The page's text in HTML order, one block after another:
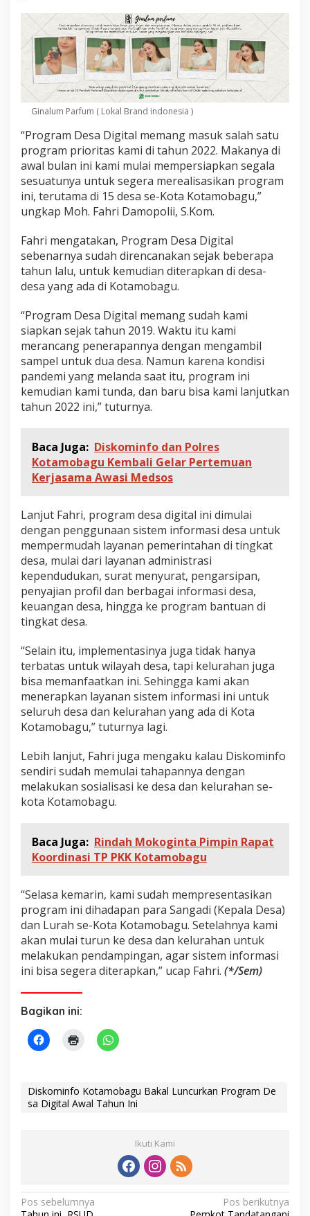
D
e
s
a
D
i
g
i
l
A
w
a
T
a
u
n
n
Ginalum Parfum ( Lokal Brand indonesia )
“Program Desa Digital memang masuk salah satu
program prioritas kami di tahun 2022. Makanya di
awal bulan ini kami mulai mempersiapkan segala
sesuatunya untuk segera merealisasikan program
ini, terutama di 15 desa se-Kota Kotamobagu,”
ungkap Moh. Fahri Damopolii, S.Kom.
Fahri mengatakan, Program Desa Digital
sebenarnya sudah direncanakan sejak beberapa
tahun lalu, untuk kemudian diterapkan di desa-
desa yang ada di Kotamobagu.
“Program Desa Digital memang sudah kami
siapkan sejak tahun 2019. Waktu itu kami
merancang penerapannya dengan mengambil
sampel untuk dua desa. Namun karena kondisi
pandemi yang melanda saat itu, program ini
kemudian kami tunda, dan baru bisa kami lanjutkan
tahun 2022 ini,” tuturnya.
Baca Juga: Diskominfo dan Polres
Kotamobagu Kembali Gelar Pertemuan
Kerjasama Awasi Medsos
Lanjut Fahri, program desa digital ini dimulai
dengan penggunaan sistem informasi desa untuk
mempermudah layanan pemerintahan di tingkat
desa, mulai dari layanan administrasi
kependudukan, surat menyurat, pengarsipan,
penyajian profil dan berbagai informasi desa,
keuangan desa, hingga ke program bantuan di
tingkat desa.
“Selain itu, implementasinya juga tidak hanya
terbatas untuk wilayah desa, tapi kelurahan juga
bisa memanfaatkan ini. Sehingga kami akan
menerapkan layanan sistem informasi ini untuk
seluruh desa dan kelurahan yang ada di Kota
Kotamobagu,” tuturnya lagi.
Lebih lanjut, Fahri juga mengaku kalau Diskominfo
sendiri sudah memulai tahapannya dengan
melakukan sosialisasi ke desa dan kelurahan se-
kota Kotamobagu.
Baca Juga: Rindah Mokoginta Pimpin Rapat
Koordinasi TP PKK Kotamobagu
“Selasa kemarin, kami sudah mempresentasikan
program ini dihadapan para Sangadi (Kepala Desa)
dan Lurah se-Kota Kotamobagu. Setelahnya kami
akan mulai turun ke desa dan kelurahan untuk
melakukan pendampingan, agar sistem informasi
ini bisa segera diterapkan,” ucap Fahri. (*/Sem)
Bagikan ini:
Diskominfo Kotamobagu Bakal Luncurkan Program De
sa Digital Awal Tahun Ini
Ikuti Kami
N
Pos sebelumnya
Pos berikutnya